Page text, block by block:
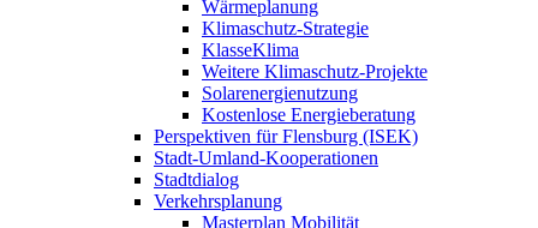
Wärmeplanung
Klimaschutz-Strategie
KlasseKlima
Weitere Klimaschutz-Projekte
Solarenergienutzung
Kostenlose Energieberatung
Perspektiven für Flensburg (ISEK)
Stadt-Umland-Kooperationen
Stadtdialog
Verkehrsplanung
Masterplan Mobilität